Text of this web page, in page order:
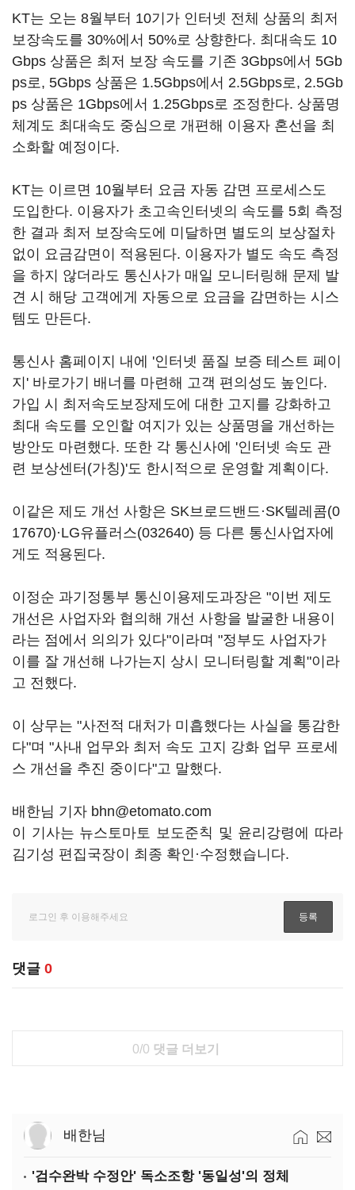
KT는 오는 8월부터 10기가 인터넷 전체 상품의 최저
보장속도를 30%에서 50%로 상향한다. 최대속도 10
Gbps 상품은 최저 보장 속도를 기존 3Gbps에서 5Gb
ps로, 5Gbps 상품은 1.5Gbps에서 2.5Gbps로, 2.5Gb
ps 상품은 1Gbps에서 1.25Gbps로 조정한다. 상품명
체계도 최대속도 중심으로 개편해 이용자 혼선을 최
소화할 예정이다.
KT는 이르면 10월부터 요금 자동 감면 프로세스도
도입한다. 이용자가 초고속인터넷의 속도를 5회 측정
한 결과 최저 보장속도에 미달하면 별도의 보상절차
없이 요금감면이 적용된다. 이용자가 별도 속도 측정
을 하지 않더라도 통신사가 매일 모니터링해 문제 발
견 시 해당 고객에게 자동으로 요금을 감면하는 시스
템도 만든다.
통신사 홈페이지 내에 '인터넷 품질 보증 테스트 페이
지' 바로가기 배너를 마련해 고객 편의성도 높인다.
가입 시 최저속도보장제도에 대한 고지를 강화하고
최대 속도를 오인할 여지가 있는 상품명을 개선하는
방안도 마련했다. 또한 각 통신사에 '인터넷 속도 관
련 보상센터(가칭)'도 한시적으로 운영할 계획이다.
이같은 제도 개선 사항은 SK브로드밴드·SK텔레콤(0
17670)·LG유플러스(032640) 등 다른 통신사업자에
게도 적용된다.
이정순 과기정통부 통신이용제도과장은 "이번 제도
개선은 사업자와 협의해 개선 사항을 발굴한 내용이
라는 점에서 의의가 있다"이라며 "정부도 사업자가
이를 잘 개선해 나가는지 상시 모니터링할 계획"이라
고 전했다.
이 상무는 "사전적 대처가 미흡했다는 사실을 통감한
다"며 "사내 업무와 최저 속도 고지 강화 업무 프로세
스 개선을 추진 중이다"고 말했다.
배한님 기자 bhn@etomato.com
이 기사는 뉴스토마토 보도준칙 및 윤리강령에 따라
김기성 편집국장이 최종 확인·수정했습니다.
댓글 0
0/0 댓글 더보기
배한님
'검수완박 수정안' 독소조항 '동일성'의 정체